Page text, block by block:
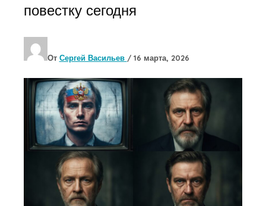
повестку сегодня
От Сергей Васильев / 16 марта, 2026